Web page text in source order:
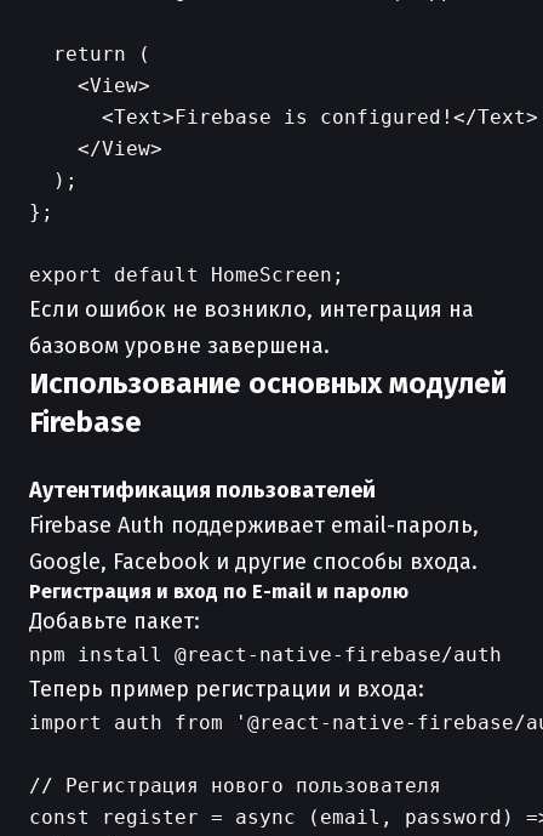
  return (
    <View>
      <Text>Firebase is configured!</Text>
    </View>
  );
};
Если ошибок не возникло, интеграция на
базовом уровне завершена.
Использование основных модулей
Firebase
Аутентификация пользователей
Firebase Auth поддерживает email-пароль,
Google, Facebook и другие способы входа.
Регистрация и вход по E-mail и паролю
Добавьте пакет:
Теперь пример регистрации и входа:
import auth from '@react-native-firebase/
// Регистрация нового пользователя
const register = async (email, password)